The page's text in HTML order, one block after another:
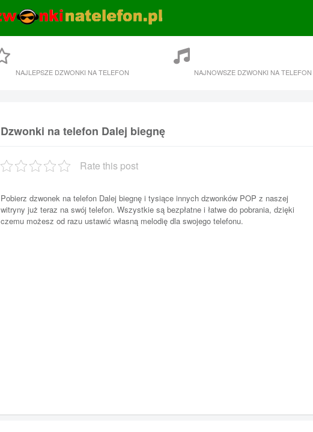
NAJLEPSZE DZWONKI NA TELEFON NAJNOWSZE DZWONKI NA TELEFON
Dzwonki na telefon Dalej biegnę
Rate this post
Pobierz dzwonek na telefon Dalej biegnę i tysiące innych dzwonków POP z naszej
witryny już teraz na swój telefon. Wszystkie są bezpłatne i łatwe do pobrania, dzięki
czemu możesz od razu ustawić własną melodię dla swojego telefonu.